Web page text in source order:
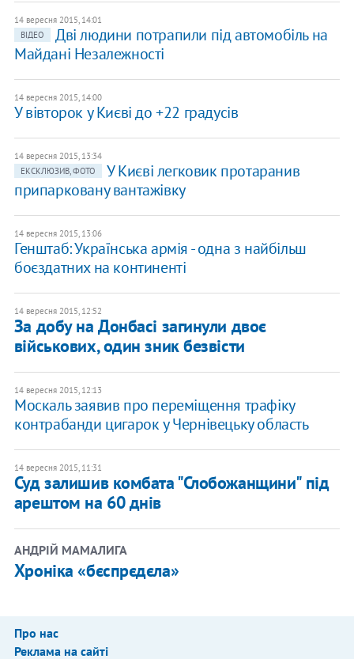
14 вересня 2015, 14:01
ВІДЕО
Дві людини потрапили під автомобіль на
Майдані Незалежності
14 вересня 2015, 14:00
У вівторок у Києві до +22 градусів
14 вересня 2015, 13:34
ЕКСКЛЮЗИВ, ФОТО
У Києві легковик протаранив
припарковану вантажівку
14 вересня 2015, 13:06
Генштаб: Українська армія - одна з найбільш
боєздатних на континенті
14 вересня 2015, 12:52
За добу на Донбасі загинули двоє
військових, один зник безвісти
14 вересня 2015, 12:13
Москаль заявив про переміщення трафіку
контрабанди цигарок у Чернівецьку область
14 вересня 2015, 11:31
Суд залишив комбата "Слобожанщини" під
арештом на 60 днів
АНДРІЙ МАМАЛИГА
Хроніка «бєспрєдєла»
Про нас
Реклама на сайті